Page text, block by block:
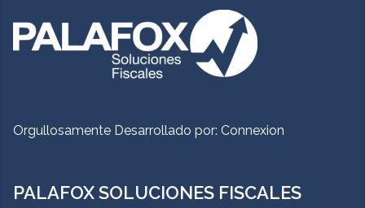
Orgullosamente Desarrollado por: Connexion
PALAFOX SOLUCIONES FISCALES